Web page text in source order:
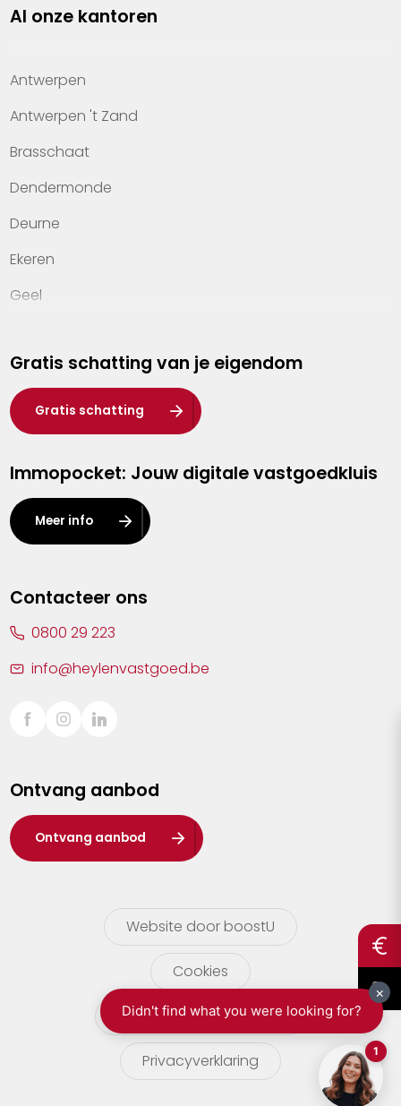
Property management
Kennis van wonen
Kantoren
Veelgestelde vragen
Werken bij Heylen Vastgoed
Contact
Al onze kantoren
Antwerpen
Antwerpen 't Zand
Brasschaat
Dendermonde
Deurne
Ekeren
Geel
Hasselt
Heist-op-den-Berg
Herentals
Kalmthout
Leuven
Lier
Sint-Truiden
Waasland
Wuustwezel
Zoersel
Gratis schatting van je eigendom
Gratis schatting
Immopocket: Jouw digitale vastgoedkluis
Meer info
Contacteer ons
0800 29 223
info@heylenvastgoed.be
Ontvang aanbod
Ontvang aanbod
Website door boostU
Cookies
gebruikersvoorwaarden
Privacyverklaring